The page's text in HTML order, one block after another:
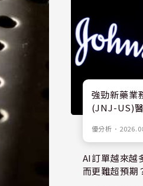
強勁新藥業
(JNJ-US)
優分析 ．
AI訂單越來越
而更難超預期